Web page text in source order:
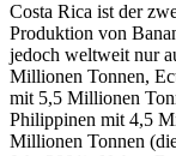
Costa Rica ist der
Produktion von
jedoch weltweit nur
Millionen Tonnen,
mit 5,5 Millionen
Philippinen mit 4,5
Millionen Tonnen